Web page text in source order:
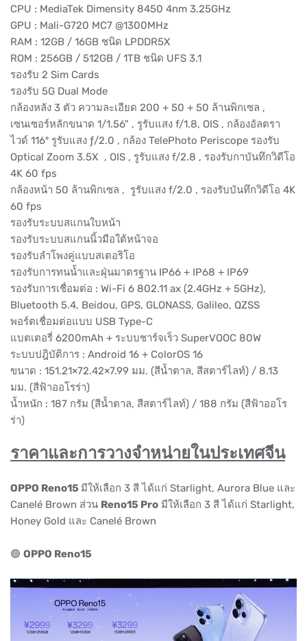
CPU : MediaTek Dimensity 8450 4nm 3.25GHz
GPU : Mali-G720 MC7 @1300MHz
RAM : 12GB / 16GB ชนิด LPDDR5X
ROM : 256GB / 512GB / 1TB ชนิด UFS 3.1
รองรับ 2 Sim Cards
รองรับ 5G Dual Mode
กล้องหลัง 3 ตัว ความละเอียด 200 + 50 + 50 ล้านพิกเซล ,
เซนเซอร์หลักขนาด 1/1.56" , รูรับแสง f/1.8, OIS , กล้องอัลตรา
ไวด์ 116º รูรับแสง ƒ/2.0 , กล้อง TelePhoto Periscope รองรับ
Optical Zoom 3.5X , OIS , รูรับแสง f/2.8 , รองรับกาบันทึกวิดีโอ
4K 60 fps
กล้องหน้า 50 ล้านพิกเซล , รูรับแสง f/2.0 , รองรับบันทึกวิดีโอ 4K
60 fps
รองรับระบบสแกนใบหน้า
รองรับระบบสแกนนิ้วมือใต้หน้าจอ
รองรับลำโพงคู่แบบสเตอริโอ
รองรับการทนน้ำและฝุ่นมาตรฐาน IP66 + IP68 + IP69
รองรับการเชื่อมต่อ : Wi-Fi 6 802.11 ax (2.4GHz + 5GHz),
Bluetooth 5.4, Beidou, GPS, GLONASS, Galileo, QZSS
พอร์ตเชื่อมต่อแบบ USB Type-C
แบตเตอรี่ 6200mAh + ระบบชาร์จเร็ว SuperVOOC 80W
ระบบปฎิบัติการ : Android 16 + ColorOS 16
ขนาด : 151.21×72.42×7.99 มม. (สีน้ำตาล, สีสตาร์ไลท์) / 8.13
มม. (สีฟ้าออโรร่า)
น้ำหนัก : 187 กรัม (สีน้ำตาล, สีสตาร์ไลท์) / 188 กรัม (สีฟ้าออโร
ร่า)
ราคาและการวางจำหน่ายในประเทศจีน
OPPO Reno15 มีให้เลือก 3 สี ได้แก่ Starlight, Aurora Blue และ
Canelé Brown ส่วน Reno15 Pro มีให้เลือก 3 สี ได้แก่ Starlight,
Honey Gold และ Canelé Brown
🟢 OPPO Reno15